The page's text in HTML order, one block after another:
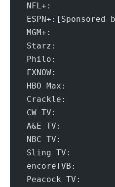
NFL+:
Starz:
Philo:
HBO
Crackle:
CW
A&E
NBC
Sling
Peacock